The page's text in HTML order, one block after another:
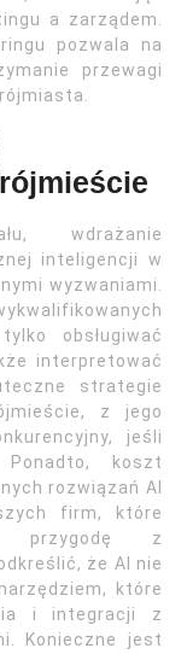
a zarządem.
pozwala na
przewagi
wdrażanie
inteligencji w
wyzwaniami.
obsługiwać
interpretować
strategie
z jego
jeśli
koszt
rozwiązań AI
firm, które
przygodę z
że AI nie
które
i integracji z
Konieczne jest